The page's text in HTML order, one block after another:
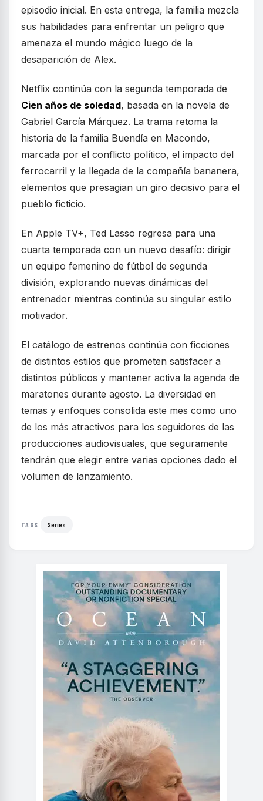
episodio inicial. En esta entrega, la familia mezcla
sus habilidades para enfrentar un peligro que
amenaza el mundo mágico luego de la
desaparición de Alex.
Netflix continúa con la segunda temporada de
Cien años de soledad, basada en la novela de
Gabriel García Márquez. La trama retoma la
historia de la familia Buendía en Macondo,
marcada por el conflicto político, el impacto del
ferrocarril y la llegada de la compañía bananera,
elementos que presagian un giro decisivo para el
pueblo ficticio.
En Apple TV+, Ted Lasso regresa para una
cuarta temporada con un nuevo desafío: dirigir
un equipo femenino de fútbol de segunda
división, explorando nuevas dinámicas del
entrenador mientras continúa su singular estilo
motivador.
El catálogo de estrenos continúa con ficciones
de distintos estilos que prometen satisfacer a
distintos públicos y mantener activa la agenda de
maratones durante agosto. La diversidad en
temas y enfoques consolida este mes como uno
de los más atractivos para los seguidores de las
producciones audiovisuales, que seguramente
tendrán que elegir entre varias opciones dado el
volumen de lanzamiento.
TAGS Series